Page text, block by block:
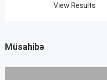
View Results
Müsahibə